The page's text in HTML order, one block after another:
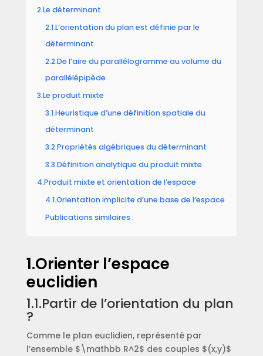
2.Le déterminant
2.1.L’orientation du plan est définie par le
déterminant
2.2.De l’aire du parallélogramme au volume du
parallélépipède
3.Le produit mixte
3.1.Heuristique d’une définition spatiale du
déterminant
3.2.Propriétés algébriques du déterminant
3.3.Définition analytique du produit mixte
4.Produit mixte et orientation de l’espace
4.1.Orientation implicite d’une base de l’espace
Publications similaires :
1.Orienter l’espace
euclidien
1.1.Partir de l’orientation du plan
?
Comme le plan euclidien, représenté par
l’ensemble $\mathbb R^2$ des couples $(x,y)$